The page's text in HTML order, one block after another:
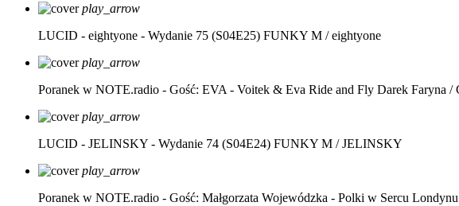
play_arrow
LUCID - eightyone - Wydanie 75 (S04E25) FUNKY M / eightyone
play_arrow
Poranek w NOTE.radio - Gość: EVA - Voitek & Eva Ride and Fly Darek Faryna /
play_arrow
LUCID - JELINSKY - Wydanie 74 (S04E24) FUNKY M / JELINSKY
play_arrow
Poranek w NOTE.radio - Gość: Małgorzata Wojewódzka - Polki w Sercu Londynu